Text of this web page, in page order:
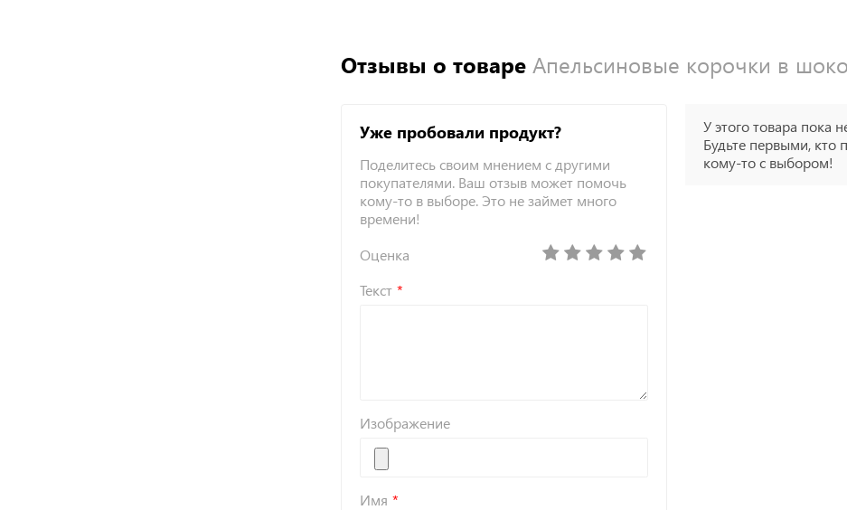
Отзывы о товаре Апельсиновые корочки в
Уже пробовали продукт?
Поделитесь своим мнением с другими
покупателями. Ваш отзыв может помочь
кому-то в выборе. Это не займет много
времени!
Оценка
Текст
Изображение
Имя
У этого товара пока
Будьте первыми, кто
кому-то с выбором!